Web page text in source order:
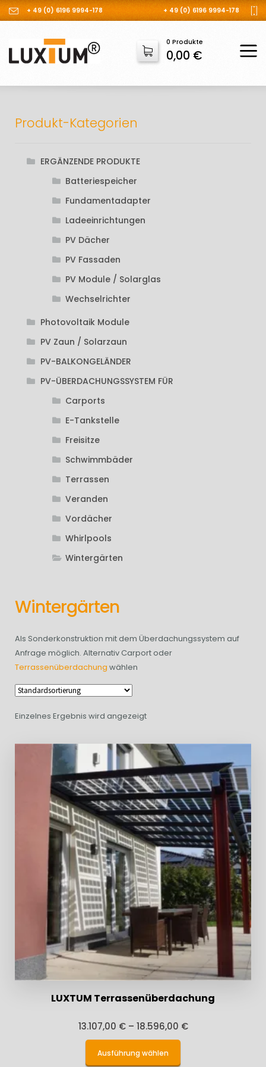
+ 49 (0) 6196 9994-178 + 49 (0) 6196 9994-178
0 Produkte
0,00 €
Produkt-Kategorien
ERGÄNZENDE PRODUKTE
Batteriespeicher
Fundamentadapter
Ladeeinrichtungen
PV Dächer
PV Fassaden
PV Module / Solarglas
Wechselrichter
Photovoltaik Module
PV Zaun / Solarzaun
PV-BALKONGELÄNDER
PV-ÜBERDACHUNGSSYSTEM FÜR
Carports
E-Tankstelle
Freisitze
Schwimmbäder
Terrassen
Veranden
Vordächer
Whirlpools
Wintergärten
Wintergärten
Als Sonderkonstruktion mit dem Überdachungssystem auf
Anfrage möglich. Alternativ Carport oder
Terrassenüberdachung wählen
Einzelnes Ergebnis wird angezeigt
LUXTUM Terrassenüberdachung
13.107,00 €– 18.596,00 €
Ausführung wählen
Dieses